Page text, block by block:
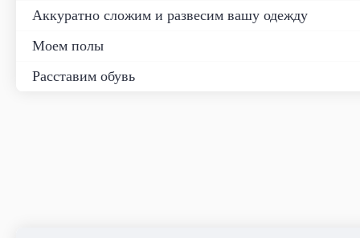
Аккуратно сложим и развесим вашу одежду
Моем полы
Расставим обувь